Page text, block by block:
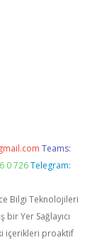
Teams:
0 726 Telegram:
Bilgi Teknolojileri
Yer Sağlayıcı
içerikleri proaktif